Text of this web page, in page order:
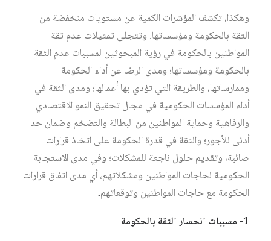
وهكذا، تكشف المؤشرات الكمية عن مستويات منخفضة من
الثقة بالحكومة ومؤسساتها. وتتجلى تمثيلات عدم ثقة
المواطنين بالحكومة في رؤية المبحوثين لمسببات عدم الثقة
بالحكومة ومؤسساتها؛ ومدى الرضا عن أداء الحكومة
وممارساتها، والطريقة التي تؤدي بها أعمالها؛ ومدى الثقة في
أداء المؤسسات الحكومية في مجال تحقيق النمو الاقتصادي
والرفاهية وحماية المواطنين من البطالة والتضخم وضمان حد
أدنى للأجور؛ والثقة في قدرة الحكومة على اتخاذ قرارات
صائبة، وتقديم حلول ناجعة للمشكلات؛ وفي مدى الاستجابة
الحكومية لحاجات المواطنين ومشكلاتهم، أي مدى اتفاق قرارات
الحكومة مع حاجات المواطنين وتوقعاتهم.
1- مسببات انحسارالثقة بالحكومة